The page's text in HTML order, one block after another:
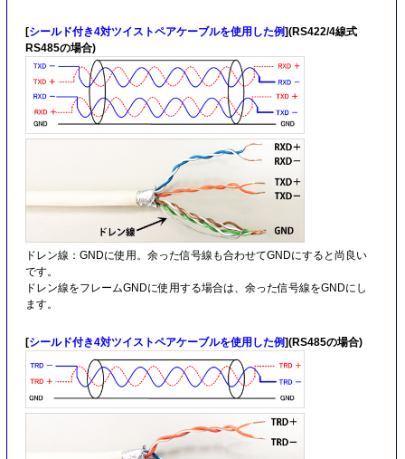
[シールド付き4対ツイストペアケーブルを使用した例](RS422/4線式
RS485の場合)
ドレン線：GNDに使用。余った信号線も合わせてGNDにすると尚良い
です。
ドレン線をフレームGNDに使用する場合は、余った信号線をGNDにし
ます。
[シールド付き4対ツイストペアケーブルを使用した例](RS485の場合)